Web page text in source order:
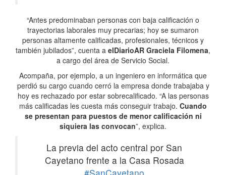
“Antes predominaban personas con baja calificación o
trayectorias laborales muy precarias; hoy se sumaron
personas altamente calificadas, profesionales, técnicos y
también jubilados”, cuenta a elDiarioAR Graciela Filomena,
a cargo del área de Servicio Social.
Acompaña, por ejemplo, a un ingeniero en informática que
perdió su cargo cuando cerró la empresa donde trabajaba y
hoy es rechazado por estar sobrecalificado. “A las personas
más calificadas les cuesta más conseguir trabajo. Cuando
se presentan para puestos de menor calificación ni
siquiera las convocan”, explica.
La previa del acto central por San
Cayetano frente a la Casa Rosada